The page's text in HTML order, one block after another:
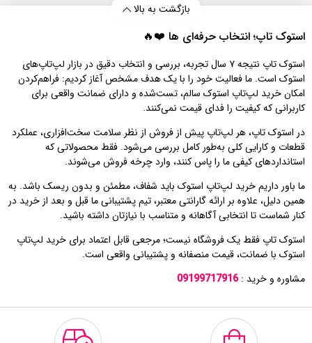
بازگشت به بالا
استوک تاپ؛ انتخاب حرفه‌ای‌ ها ❤️🔥
استوک تاپ نتیجه ۷ سال تجربه، بررسی و انتخاب دقیق در بازار لپ‌تاپ‌های
استوک است. ما فعالیت خود را با یک هدف مشخص آغاز کردیم: فراهم‌کردن
امکان خرید لپ‌تاپ استوک سالم، تست‌شده و دارای ضمانت واقعی برای
کاربرانی که کیفیت را فدای قیمت نمی‌کنند.
در استوک تاپ، هر لپ‌تاپ پیش از فروش از نظر سلامت سخت‌افزاری، عملکرد
قطعات و کارایی کلی به‌طور کامل بررسی می‌شود. فقط محصولاتی که
استانداردهای کیفی ما را پاس کنند، وارد چرخه فروش می‌شوند.
ما باور داریم خرید لپ‌تاپ استوک باید شفاف، مطمئن و بدون ریسک باشد. به
همین دلیل، علاوه بر ارائه گارانتی معتبر، تیم پشتیبانی ما قبل و بعد از خرید در
کنار شماست تا انتخابی آگاهانه و متناسب با نیازتان داشته باشید.
استوک تاپ فقط یک فروشگاه نیست؛ مرجعی قابل اعتماد برای خرید لپ‌تاپ
استوک با ضمانت، قیمت منصفانه و پشتیبانی واقعی است.
مشاوره و خرید :09199717916